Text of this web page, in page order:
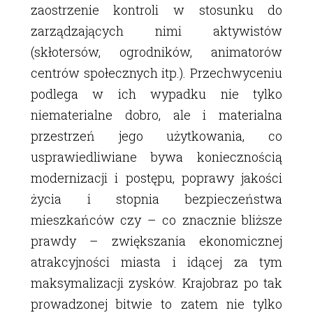
zaostrzenie kontroli w stosunku do
zarządzających nimi aktywistów
(skłotersów, ogrodników, animatorów
centrów społecznych itp.). Przechwyceniu
podlega w ich wypadku nie tylko
niematerialne dobro, ale i materialna
przestrzeń jego użytkowania, co
usprawiedliwiane bywa koniecznością
modernizacji i postępu, poprawy jakości
życia i stopnia bezpieczeństwa
mieszkańców czy – co znacznie bliższe
prawdy – zwiększania ekonomicznej
atrakcyjności miasta i idącej za tym
maksymalizacji zysków. Krajobraz po tak
prowadzonej bitwie to zatem nie tylko